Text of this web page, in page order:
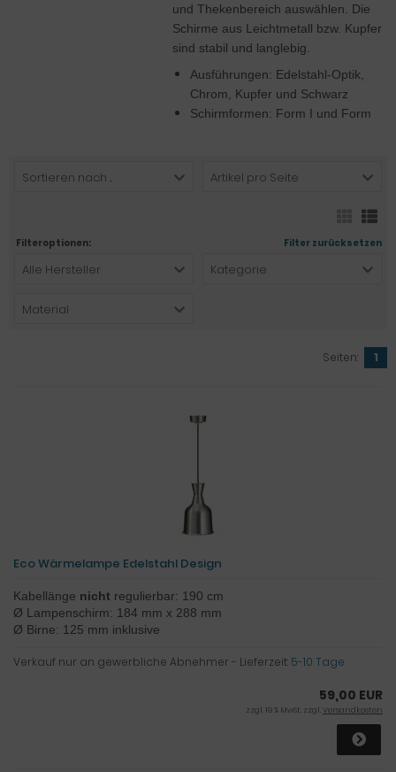
und Thekenbereich auswählen. Die
Schirme aus Leichtmetall bzw. Kupfer
sind stabil und langlebig.
Ausführungen: Edelstahl-Optik,
Chrom, Kupfer und Schwarz
Schirmformen: Form I und Form
Sortieren nach ... Artikel pro Seite
Filteroptionen: Filter zurücksetzen
Alle Hersteller Kategorie
Material
Seiten: 1
Eco Wärmelampe Edelstahl Design
Kabellänge nicht regulierbar: 190 cm
Ø Lampenschirm: 184 mm x 288 mm
Ø Birne: 125 mm inklusive
Verkauf nur an gewerbliche Abnehmer - Lieferzeit: 5-10 Tage
59,00 EUR
zzgl. 19 % MwSt. zzgl.Versandkosten